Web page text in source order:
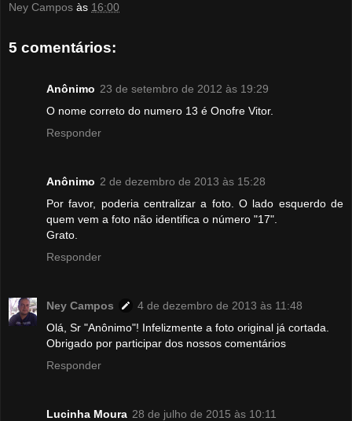
Ney Campos às 16:00
5 comentários:
Anônimo 23 de setembro de 2012 às 19:29
O nome correto do numero 13 é Onofre Vitor.
Responder
Anônimo 2 de dezembro de 2013 às 15:28
Por favor, poderia centralizar a foto. O lado esquerdo de
quem vem a foto não identifica o número "17".
Grato.
Responder
Ney Campos
4 de dezembro de 2013 às 11:48
Olá, Sr "Anônimo"! Infelizmente a foto original já cortada.
Obrigado por participar dos nossos comentários
Responder
Lucinha Moura 28 de julho de 2015 às 10:11